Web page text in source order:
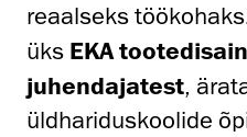
reaalseks
üks EKA
juhendajatest,
üldhariduskoolide